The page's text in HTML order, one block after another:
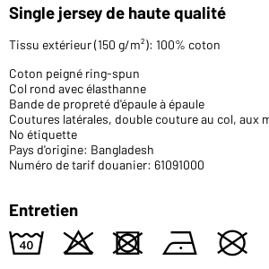
Single jersey de haute qualité
Tissu extérieur (150 g/m²): 100% coton
Coton peigné ring-spun
Col rond avec élasthanne
Bande de propreté d'épaule à épaule
Coutures latérales, double couture au col, aux
No étiquette
Pays d'origine: Bangladesh
Numéro de tarif douanier: 61091000
Entretien
8 o d n U